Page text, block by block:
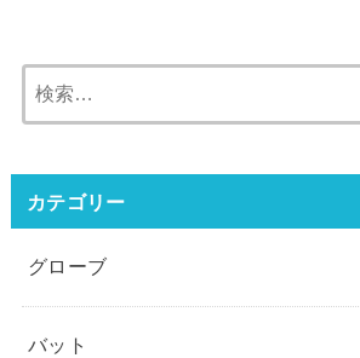
索:
カテゴリー
グローブ
バット